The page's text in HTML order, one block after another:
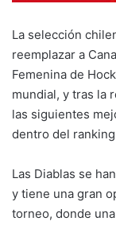
La selección
reemplazar a
Femenina de
mundial, y tras la
las siguientes
dentro del
Las Diablas se
y tiene una gran
torneo, donde